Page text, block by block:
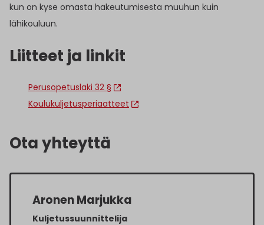
kun on kyse omasta hakeutumisesta muuhun kuin
lähikouluun.
Liitteet ja linkit
Perusopetuslaki 32 §
Koulukuljetusperiaatteet
Ota yhteyttä
Aronen Marjukka
Kuljetussuunnittelija